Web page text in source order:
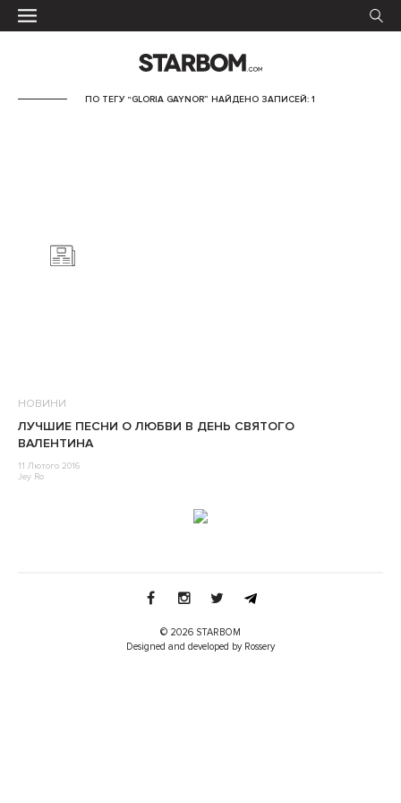
ПО ТЕГУ “GLORIA GAYNOR” НАЙДЕНО ЗАПИСЕЙ: 1
НОВИНИ
ЛУЧШИЕ ПЕСНИ О ЛЮБВИ В ДЕНЬ СВЯТОГО
ВАЛЕНТИНА
11 Лютого 2016
Jey Ro
© 2026 STARBOM
Designed and developed by Rossery